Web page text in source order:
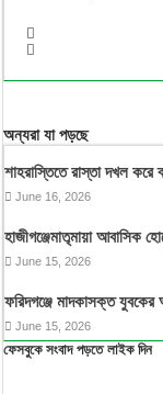
অন্যরা যা পড়ছে
শাহরাস্তিতে রাস্তা দখল করে
June 16, 2026
হাজীগঞ্জেমাতৃমায়া আবাসিক
June 15, 2026
ফরিদগঞ্জে মাদকাসক্ত যুবকের
June 15, 2026
ফেসবুকে সংবাদ পড়তে লাইক দিন